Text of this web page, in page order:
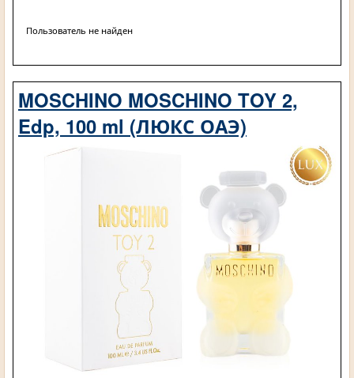
Пользователь не найден
MOSCHINO MOSCHINO TOY 2,
Edp, 100 ml (ЛЮКС ОАЭ)